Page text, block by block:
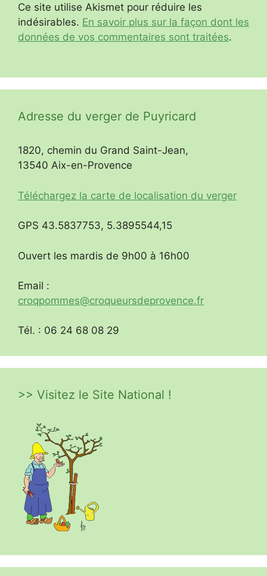
Ce site utilise Akismet pour réduire les
indésirables. En savoir plus sur la façon dont les
données de vos commentaires sont traitées.
Adresse du verger de Puyricard
1820, chemin du Grand Saint-Jean,
13540 Aix-en-Provence
Téléchargez la carte de localisation du verger
GPS 43.5837753, 5.3895544,15
Ouvert les mardis de 9h00 à 16h00
Email :
croqpommes@croqueursdeprovence.fr
Tél. : 06 24 68 08 29
>> Visitez le Site National !